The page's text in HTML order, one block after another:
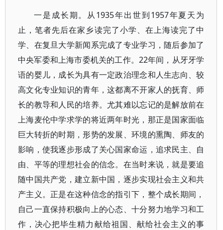
一是成长期。从1935年出世到1957年夏天为
止，笔者先后在家乡读完了小学、在上海读完了中
学、在复旦大学新闻系完成了专业学习，随后参加了
中央军委和上海市委机关的工作。22年间，从牙牙学
语的婴儿，成长为具有一定政治理念和人生志向、较
高文化专业知识的青年，这都离不开家人的抚育、师
长的教导和人民的培养。尤其难以忘记的是解放前在
上海麦伦中学求学的将近两年时光，那正是国家面临
巨大转折的时期，形势的发展、环境的熏陶、师友的
影响，使我逐步形成了关心国家命运，追求民主、自
由、平等的理想社会的信念。在当时来说，就是要追
随中国共产党，建立新中国，逐步实现社会主义和共
产主义。正是在这种信念的指引下，整个成长期间，
自己一直保持积极向上的心态、十分努力地学习和工
作，决心把毕生精力献给祖国、献给社会主义的事